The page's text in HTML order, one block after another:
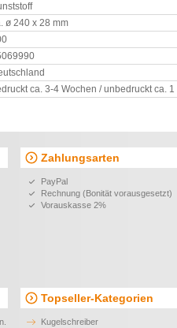
ø 240 x 28 mm
ca. 3-4 Wochen / unbedruckt ca. 1
Zahlungsarten
PayPal
Rechnung (Bonität vorausgesetzt)
Vorauskasse 2%
Topseller-Kategorien
Kugelschreiber